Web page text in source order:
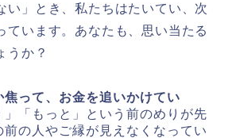
い」とき、私たちはたいてい、次
ています。あなたも、思い当たる
うか？
焦って、お金を追いかけてい
「もっと」という前のめりが先
前の人やご縁が見えなくなってい